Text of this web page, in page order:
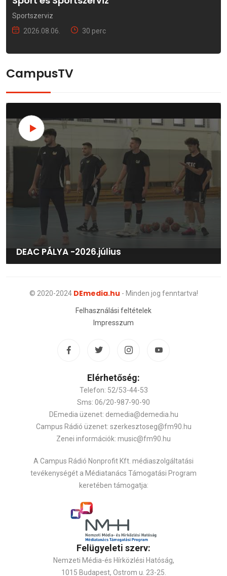
Sportszerviz
2026.08.06.
30 perc
CampusTV
DEAC PÁLYA -2026.július
© 2020-2024 DEmedia.hu - Minden jog fenntartva!
Felhasználási feltételek
Impresszum
Elérhetőség:
Telefon: 52/53-44-53
Sms: 06/20-987-90-90
DEmedia üzenet: demedia@demedia.hu
Campus Rádió üzenet: szerkesztoseg@fm90.hu
Zenei információk: music@fm90.hu
A Campus Rádió Nonprofit Kft. médiaszolgáltatási
tevékenységét a Médiatanács Támogatási Program
keretében támogatja:
Felügyeleti szerv:
Nemzeti Média-és Hírközlési Hatóság,
1015 Budapest, Ostrom u. 23-25.